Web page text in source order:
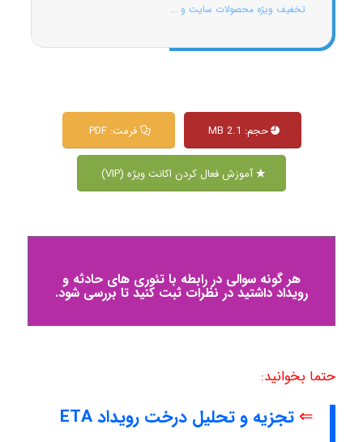
تخفیف ویژه محصولات سایت و ...
حجم: 2.1 MB فرمت: PDF
آموزش فعال کردن اکانت ویژه (VIP)
هر گونه سوالی در رابطه با تئوری های حادثه و
رویداد داشتید در نظرات ثبت کنید تا بررسی شود.
حتما بخوانید:
⇐ تجزیه و تحلیل درخت رویداد ETA